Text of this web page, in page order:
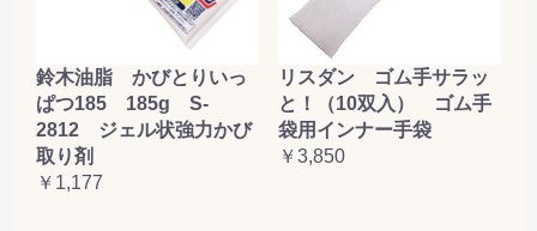
鈴木油脂 かびとりいっ
ぱつ185 185g S-
2812 ジェル状強力かび
取り剤
￥1,177
リスダン ゴム手サラッ
と！（10双入） ゴム手
袋用インナー手袋
￥3,850